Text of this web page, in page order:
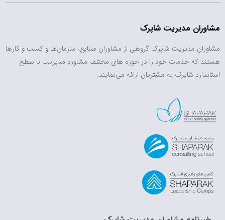
مشاوران مدیریت شاپرک
مشاوران مدیریت شاپرک گروهی از مشاوران صنایع، سازمان‌ها و کسب و کارها
هستند که خدمات خود را در حوزه های مختلف مشاوره مدیریت با سطح
استاندارد شاپرک به مشتریان ارائه می‌نمایند.